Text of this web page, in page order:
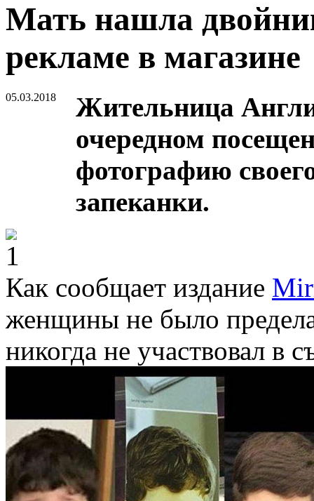
Мать нашла
рекламе в магазине
05.03.2018
Жительница
очередном
фотографию
запеканки.
Как сообщает издание
женщины не было
никогда не участвовал в